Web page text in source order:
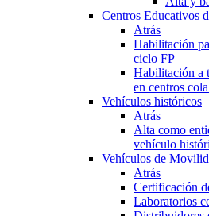
Centros Educativos
Atrás
Habilitación
ciclo FP
Habilitación a
en centros
Vehículos históricos
Atrás
Alta como
vehículo
Vehículos de
Atrás
Certificación
Laboratorios